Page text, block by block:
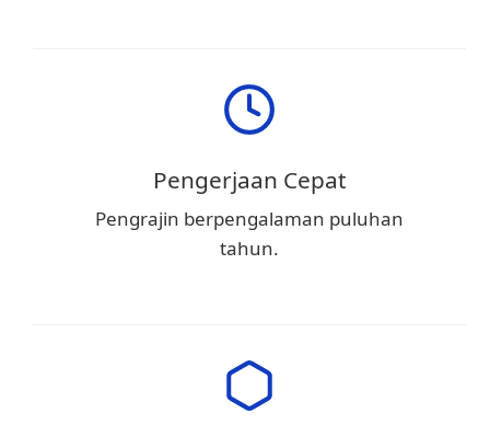
Pengerjaan Cepat
Pengrajin berpengalaman puluhan
tahun.